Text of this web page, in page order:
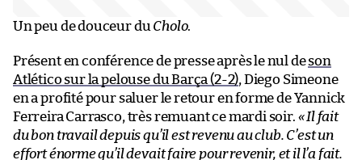
Un peu de douceur du Cholo.
Présent en conférence de presse après le nul deson
Atlético sur la pelouse du Barça (2-2), Diego Simeone
en a profité pour saluer le retour en forme de Yannick
Ferreira Carrasco, très remuant ce mardi soir. « Il fait
du bon travail depuis qu’il est revenu au club. C’est un
effort énorme qu’il devait faire pour revenir, et il l’a fait.